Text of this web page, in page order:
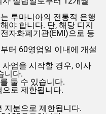
루마니아의 전통적 은행
야 합니다. 단, 해당 디지
자화폐기관(EMI)으로 등
터 60영업일 이내에 개설
업을 시작할 경우, 이사
니다.
둘 수 있습니다.
로 제한됩니다.
지분으로 제한됩니다.